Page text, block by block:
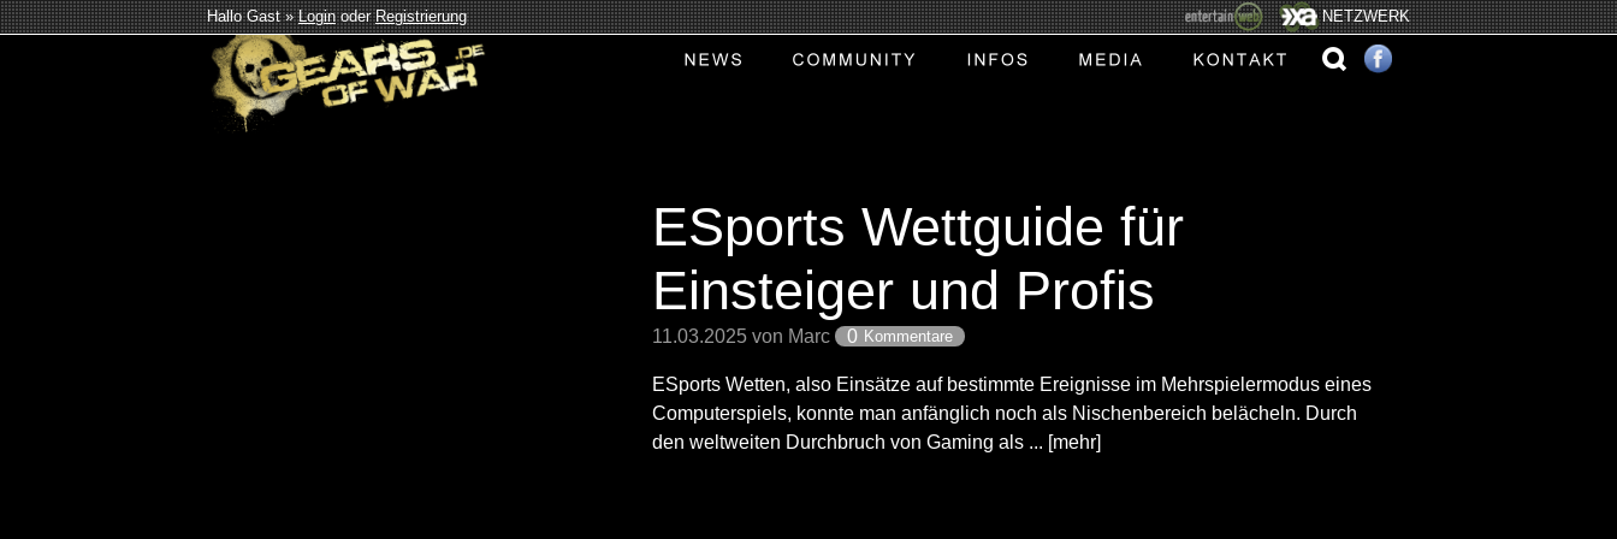
Hallo Gast »LoginoderRegistrierung NETZWERK
ESports Wettguide für
Einsteiger und Profis
11.03.2025 von Marc 0 Kommentare
ESports Wetten, also Einsätze auf bestimmte Ereignisse im Mehrspielermodus eines
Computerspiels, konnte man anfänglich noch als Nischenbereich belächeln. Durch
den weltweiten Durchbruch von Gaming als ... [mehr]